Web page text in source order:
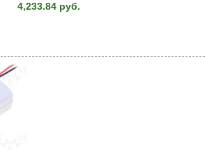
4,233.84 руб.